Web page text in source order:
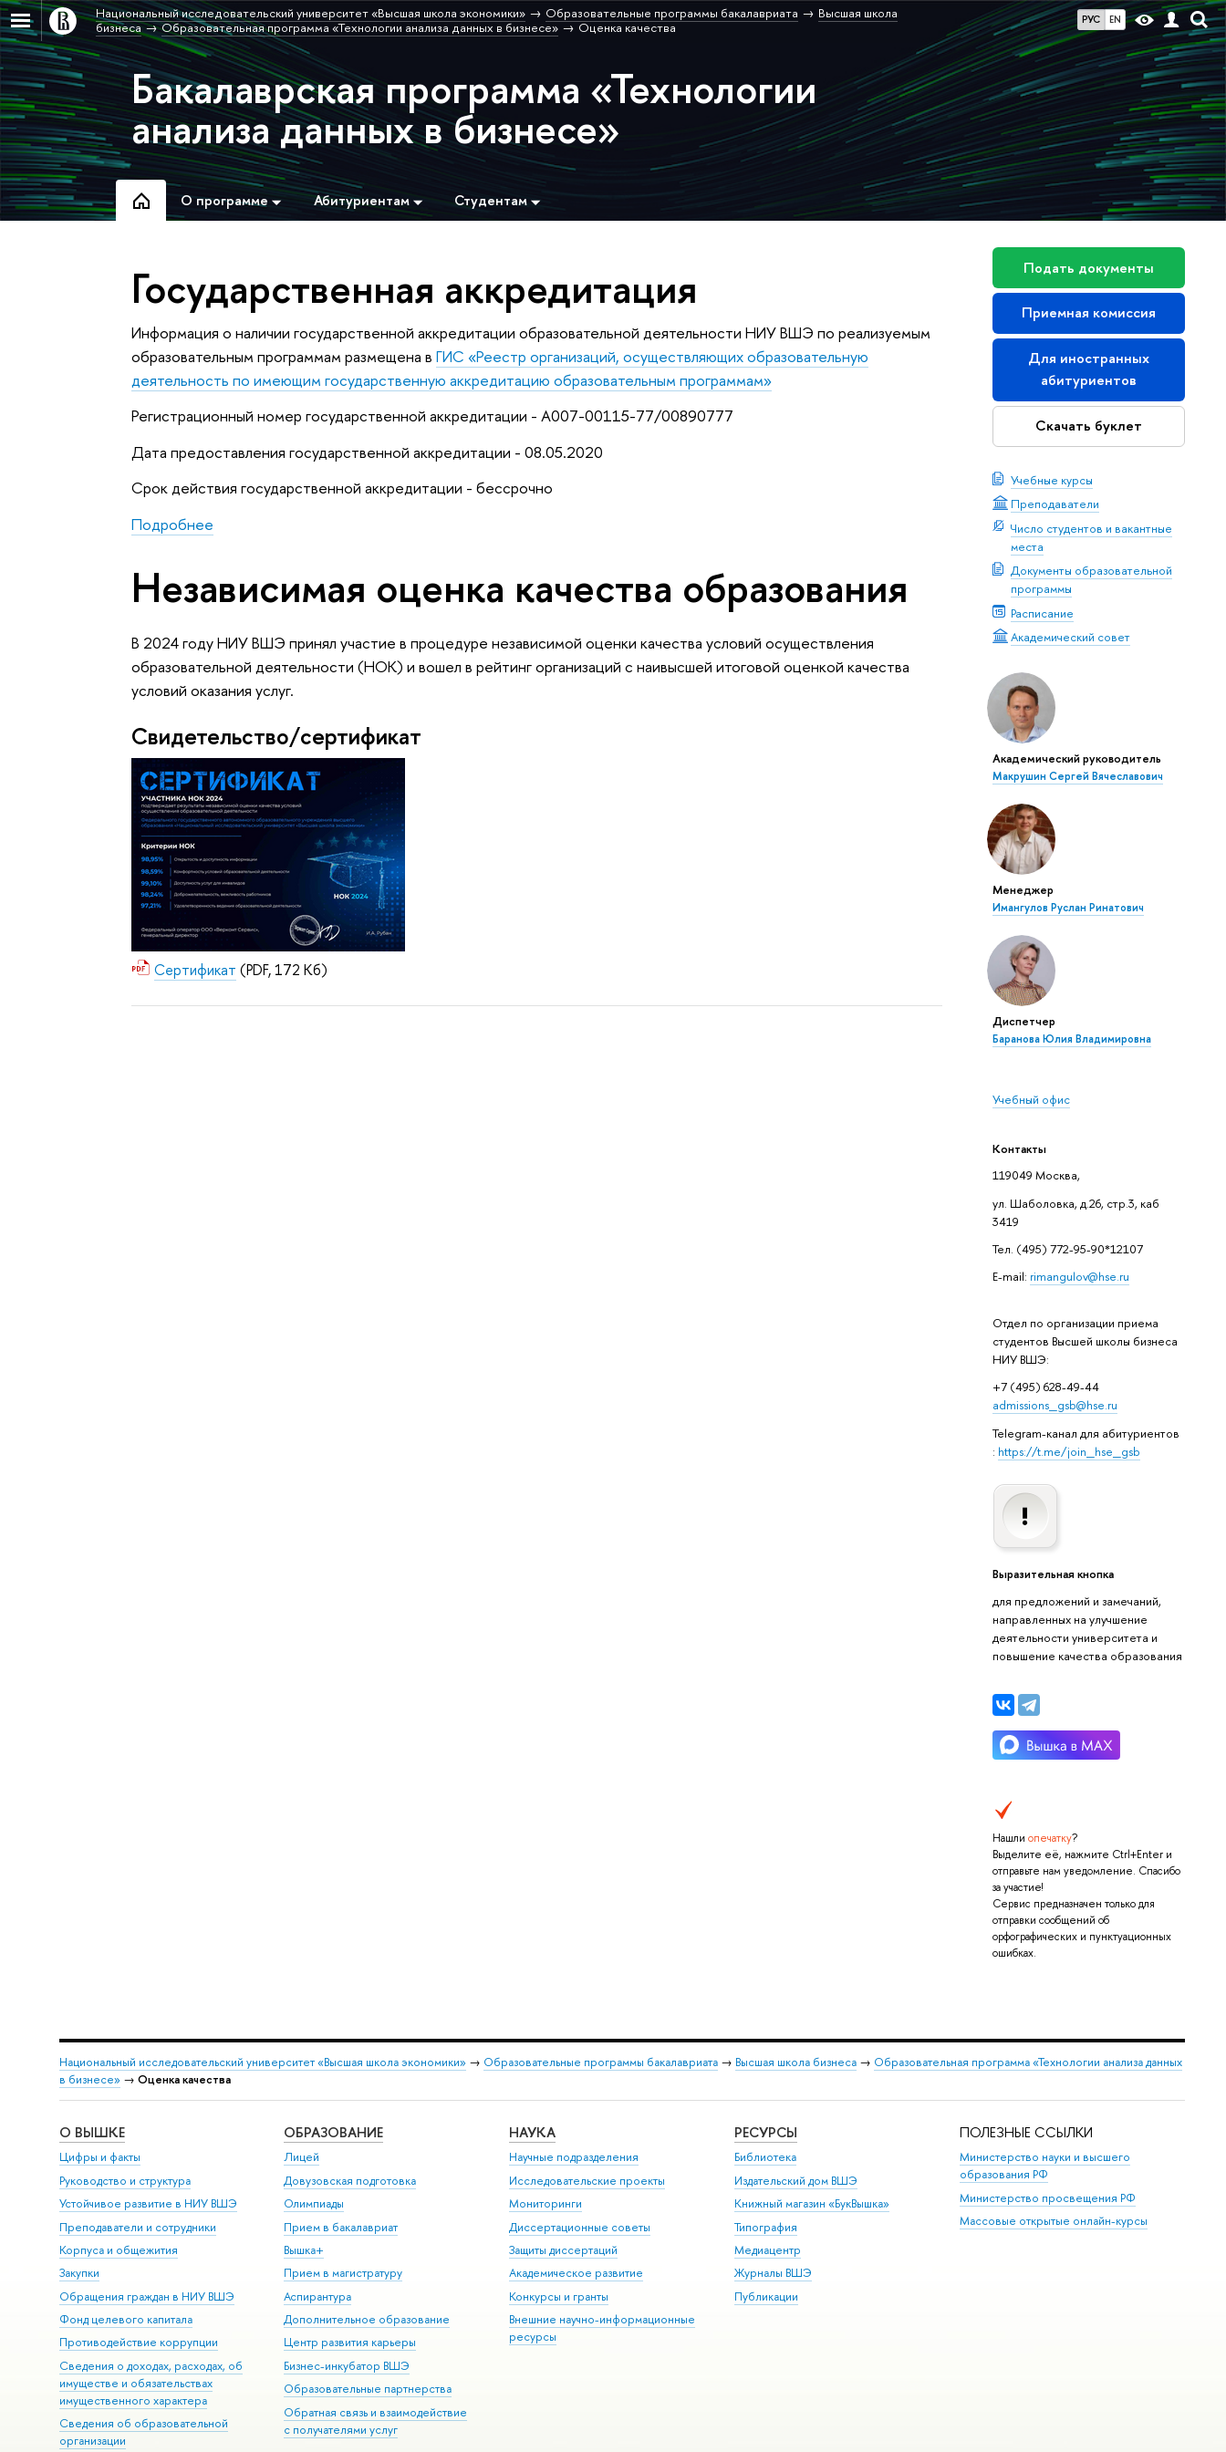
РУС EN
Национальный исследовательский университет «Высшая школа экономики» Образовательные программы бакалавриата
Высшая школа
бизнеса
Образовательная программа «Технологии анализа данных в бизнесе» Оценка качества
Бакалаврская программа «Технологии
анализа данных в бизнесе»
О программе Абитуриентам Студентам
Подать документы
Приемная комиссия
Для иностранных
абитуриентов
Скачать буклет
Учебные курсы
Преподаватели
Число студентов и вакантные
места
Документы образовательной
программы
Расписание
Академический совет
Академический руководитель
Макрушин Сергей Вячеславович
Менеджер
Имангулов Руслан Ринатович
Диспетчер
Баранова Юлия Владимировна
Учебный офис
Контакты
119049 Москва,
ул. Шаболовка, д.26, стр.3, каб
3419
Тел. (495) 772-95-90*12107
E-mail: rimangulov@hse.ru
Отдел по организации приема
студентов Высшей школы бизнеса
НИУ ВШЭ:
+7 (495) 628-49-44
admissions_gsb@hse.ru
Telegram-канал для абитуриентов
: https://t.me/join_hse_gsb
Выразительная кнопка
для предложений и замечаний,
направленных на улучшение
деятельности университета и
повышение качества образования
Нашли опечатку?
Выделите её, нажмите Ctrl+Enter и
отправьте нам уведомление. Спасибо
за участие!
Сервис предназначен только для
отправки сообщений об
орфографических и пунктуационных
ошибках.
Государственная аккредитация
Информация о наличии государственной аккредитации образовательной деятельности НИУ ВШЭ по реализуемым
образовательным программам размещена вГИС «Реестр организаций, осуществляющих образовательную
деятельность по имеющим государственную аккредитацию образовательным программам»
Регистрационный номер государственной аккредитации - А007-00115-77/00890777
Дата предоставления государственной аккредитации - 08.05.2020
Срок действия государственной аккредитации - бессрочно
Подробнее
Независимая оценка качества образования
В 2024 году НИУ ВШЭ принял участие в процедуре независимой оценки качества условий осуществления
образовательной деятельности (НОК) и вошел в рейтинг организаций с наивысшей итоговой оценкой качества
условий оказания услуг.
Свидетельство/сертификат
Сертификат (PDF, 172 Кб)
Национальный исследовательский университет «Высшая школа экономики» → Образовательные программы бакалавриата→ Высшая школа бизнеса→ Образовательная программа «Технологии анализа данных
в бизнесе» → Оценка качества
О ВЫШКЕ
Цифры и факты
Руководство и структура
Устойчивое развитие в НИУ ВШЭ
Преподаватели и сотрудники
Корпуса и общежития
Закупки
Обращения граждан в НИУ ВШЭ
Фонд целевого капитала
Противодействие коррупции
Сведения о доходах, расходах, об
имуществе и обязательствах
имущественного характера
Сведения об образовательной
организации
ОБРАЗОВАНИЕ
Лицей
Довузовская подготовка
Олимпиады
Прием в бакалавриат
Вышка+
Прием в магистратуру
Аспирантура
Дополнительное образование
Центр развития карьеры
Бизнес-инкубатор ВШЭ
Образовательные партнерства
Обратная связь и взаимодействие
с получателями услуг
НАУКА
Научные подразделения
Исследовательские проекты
Мониторинги
Диссертационные советы
Защиты диссертаций
Академическое развитие
Конкурсы и гранты
Внешние научно-информационные
ресурсы
РЕСУРСЫ
Библиотека
Издательский дом ВШЭ
Книжный магазин «БукВышка»
Типография
Медиацентр
Журналы ВШЭ
Публикации
ПОЛЕЗНЫЕ ССЫЛКИ
Министерство науки и высшего
образования РФ
Министерство просвещения РФ
Массовые открытые онлайн-курсы